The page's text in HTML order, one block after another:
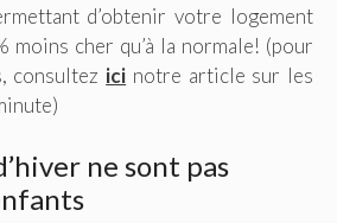
d’obtenir votre logement
moins cher qu’à la normale! (pour
consultez ici notre article sur les
ne sont pas